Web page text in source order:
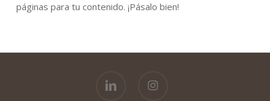
páginas para tu contenido. ¡Pásalo bien!